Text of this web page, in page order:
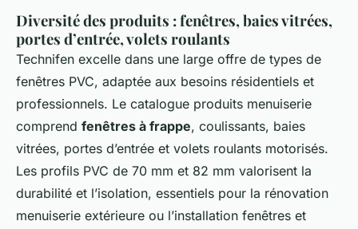
Diversité des produits : fenêtres, baies vitrées,
portes d’entrée, volets roulants
Technifen excelle dans une large offre de types de
fenêtres PVC, adaptée aux besoins résidentiels et
professionnels. Le catalogue produits menuiserie
comprend fenêtres à frappe, coulissants, baies
vitrées, portes d’entrée et volets roulants motorisés.
Les profils PVC de 70 mm et 82 mm valorisent la
durabilité et l’isolation, essentiels pour la rénovation
menuiserie extérieure ou l’installation fenêtres et